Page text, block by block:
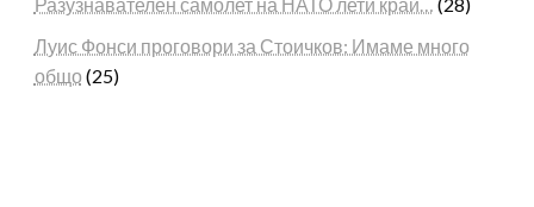
Луис Фонси проговори за Стоичков: Имаме много
общо (25)